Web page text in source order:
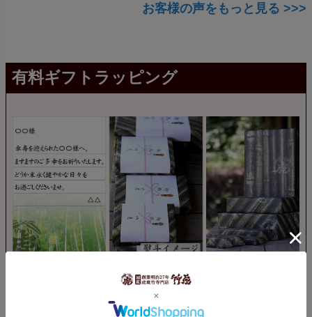
お客様の声をもっと見る >>>
有料ギフトラッピング
贈り物の際にはギフトラッピングを有料サービスで承け
賜ります。包装紙には、日本唯一の虎模様の美しい虎竹